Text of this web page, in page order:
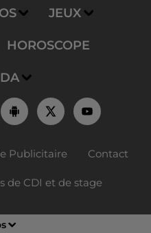
JEUX
HOROSCOPE
Publicitaire Contact
de CDI et de stage